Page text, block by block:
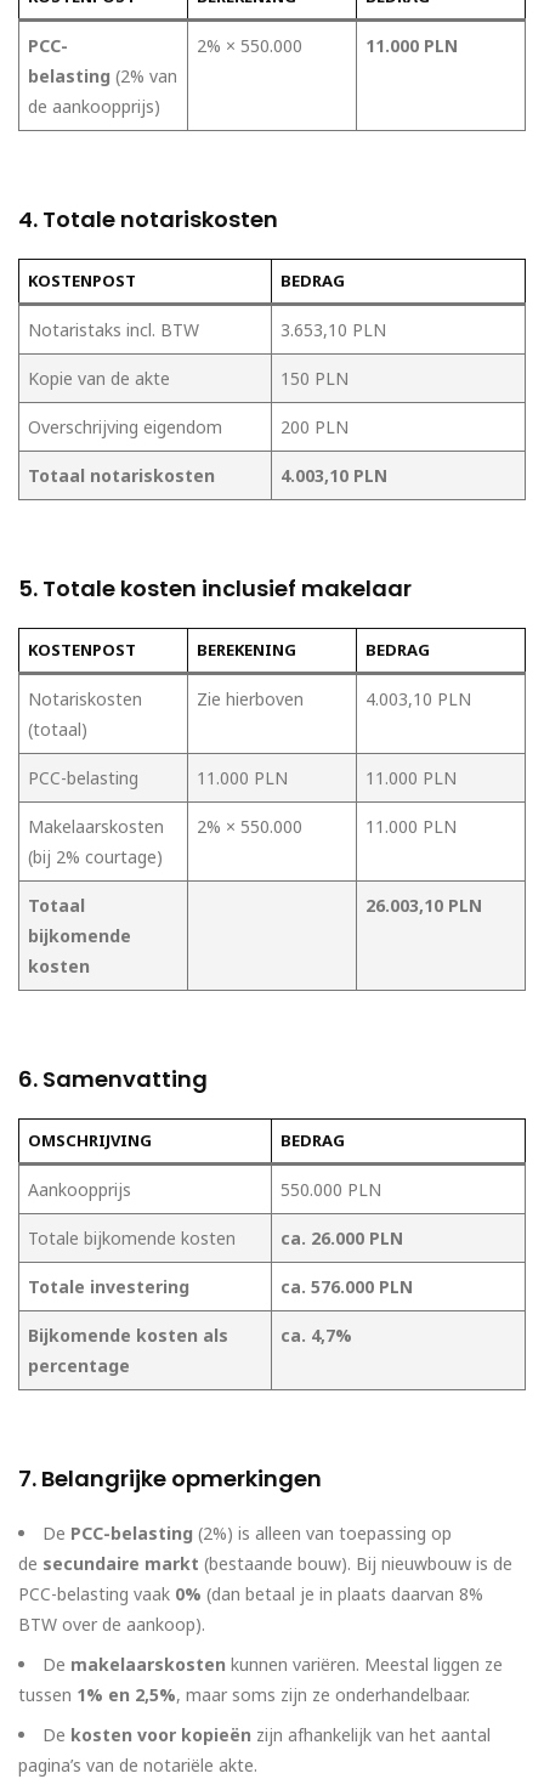
PCC-
belasting (2% van
de aankoopprijs)
2% × 550.000 11.000 PLN
4. Totale notariskosten
KOSTENPOST BEDRAG
Notaristaks incl. BTW 3.653,10 PLN
Kopie van de akte 150 PLN
Overschrijving eigendom 200 PLN
Totaal notariskosten 4.003,10 PLN
5. Totale kosten inclusief makelaar
KOSTENPOST BEREKENING BEDRAG
Notariskosten
(totaal)
Zie hierboven 4.003,10 PLN
PCC-belasting 11.000 PLN 11.000 PLN
Makelaarskosten
(bij 2% courtage)
2% × 550.000 11.000 PLN
Totaal
bijkomende
kosten
26.003,10 PLN
6. Samenvatting
OMSCHRIJVING BEDRAG
Aankoopprijs 550.000 PLN
Totale bijkomende kosten ca. 26.000 PLN
Totale investering ca. 576.000 PLN
Bijkomende kosten als
percentage
ca. 4,7%
7. Belangrijke opmerkingen
De PCC-belasting (2%) is alleen van toepassing op
de secundaire markt (bestaande bouw). Bij nieuwbouw is de
PCC-belasting vaak 0% (dan betaal je in plaats daarvan 8%
BTW over de aankoop).
De makelaarskosten kunnen variëren. Meestal liggen ze
tussen 1% en 2,5%, maar soms zijn ze onderhandelbaar.
De kosten voor kopieën zijn afhankelijk van het aantal
pagina’s van de notariële akte.